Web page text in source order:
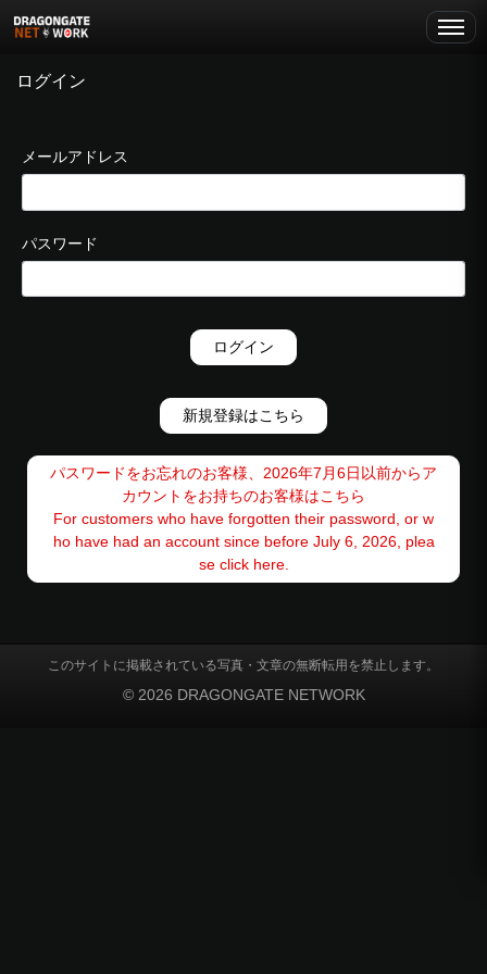
ログイン
メールアドレス
パスワード
ログイン
新規登録はこちら
パスワードをお忘れのお客様、2026年7月6日以前からア
カウントをお持ちのお客様はこちら
For customers who have forgotten their password, or w
ho have had an account since before July 6, 2026, plea
se click here.
このサイトに掲載されている写真・文章の無断転用を禁止します。
© 2026 DRAGONGATE NETWORK